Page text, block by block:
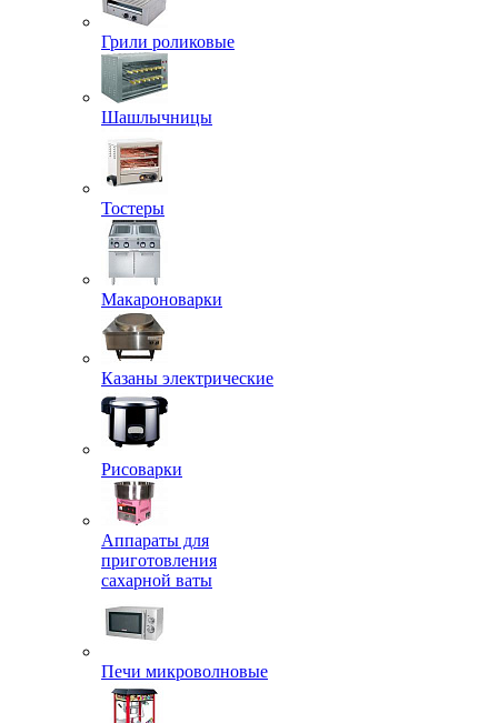
Грили роликовые
Шашлычницы
Тостеры
Макароноварки
Казаны электрические
Рисоварки
Аппараты для
приготовления
сахарной ваты
Печи микроволновые